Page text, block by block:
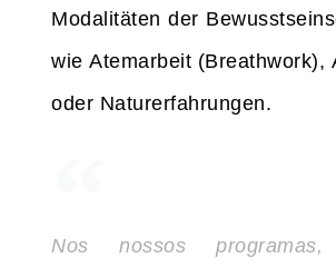
Modalitäten der
wie Atemarbeit (Breathwork),
oder Naturerfahrungen.
Nos nossos programas,